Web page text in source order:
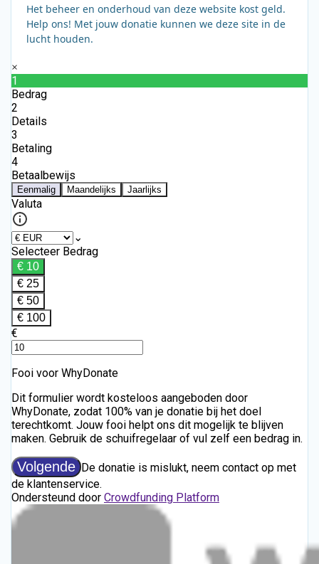
Het beheer en onderhoud van deze website kost geld.
Help ons! Met jouw donatie kunnen we deze site in de
lucht houden.